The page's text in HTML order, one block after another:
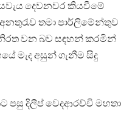
දෙවනවර කියවීමේ
තමා පාර්ලිමේන්තුව
වන බව සඳහන් කරමින්
මැද අසුන් ගැනීම සිදු
පසු දිලීප් වෙදආරච්චි මහතා